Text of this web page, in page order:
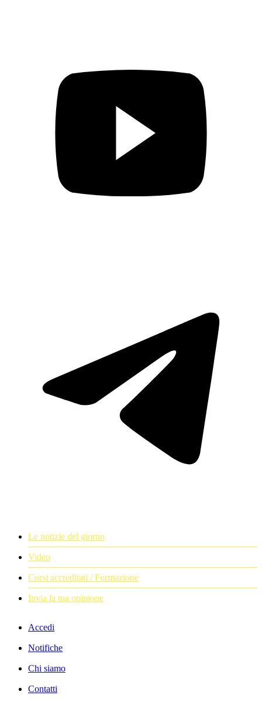
Le notizie del giorno
Video
Corsi accreditati / Formazione
Invia la tua opinione
Accedi
Notifiche
Chi siamo
Contatti